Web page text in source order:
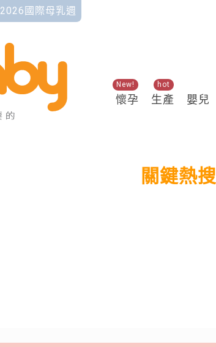
2026國際母乳週
懷孕
New!
生產
hot
嬰兒
關鍵熱搜